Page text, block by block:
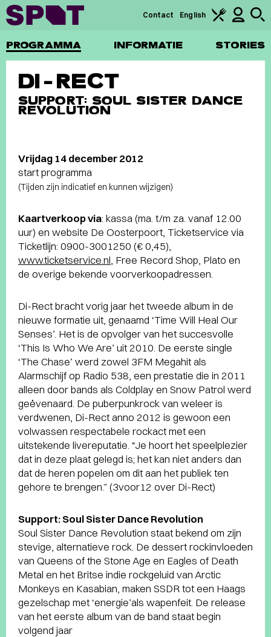
PROGRAMMA INFORMATIE STORIES
Contact English
DI-RECT
SUPPORT: SOUL SISTER DANCE
REVOLUTION
Vrijdag 14 december 2012
start programma
(Tijden zijn indicatief en kunnen wijzigen)
Kaartverkoop via: kassa (ma. t/m za. vanaf 12.00
uur) en website De Oosterpoort, Ticketservice via
Ticketlijn: 0900-3001250 (€ 0,45),
www.ticketservice.nl , Free Record Shop, Plato en
de overige bekende voorverkoopadressen.
Di-Rect bracht vorig jaar het tweede album in de
nieuwe formatie uit, genaamd ‘Time Will Heal Our
Senses’. Het is de opvolger van het succesvolle
‘This Is Who We Are’ uit 2010. De eerste single
‘The Chase’ werd zowel 3FM Megahit als
Alarmschijf op Radio 538, een prestatie die in 2011
alleen door bands als Coldplay en Snow Patrol werd
geëvenaard. De puberpunkrock van weleer is
verdwenen, Di-Rect anno 2012 is gewoon een
volwassen respectabele rockact met een
uitstekende livereputatie. “Je hoort het speelplezier
dat in deze plaat gelegd is; het kan niet anders dan
dat de heren popelen om dit aan het publiek ten
gehore te brengen.” (3voor12 over Di-Rect)
Support: Soul Sister Dance Revolution
Soul Sister Dance Revolution staat bekend om zijn
stevige, alternatieve rock. De dessert rockinvloeden
van Queens of the Stone Age en Eagles of Death
Metal en het Britse indie rockgeluid van Arctic
Monkeys en Kasabian, maken SSDR tot een Haags
gezelschap met ‘energie’als wapenfeit. De release
van het eerste album van de band staat begin
volgend jaar